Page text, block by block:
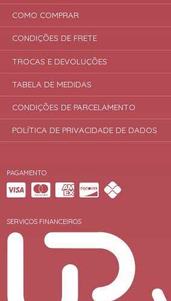
PAGAMENTO
SERVIÇOS FINANCEIROS
COMO COMPRAR
CONDIÇÕES DE FRETE
TROCAS E DEVOLUÇÕES
TABELA DE MEDIDAS
CONDIÇÕES DE PARCELAMENTO
POLÍTICA DE PRIVACIDADE DE DADOS